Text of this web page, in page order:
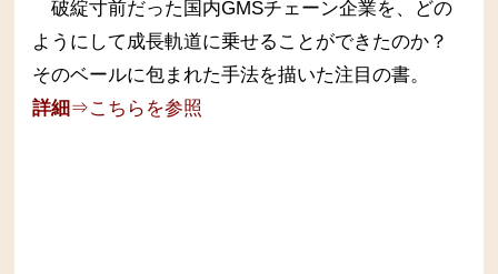
破綻寸前だった国内GMSチェーン企業を、どの
ようにして成長軌道に乗せることができたのか？
そのベールに包まれた手法を描いた注目の書。
詳細 ⇒こちらを参照